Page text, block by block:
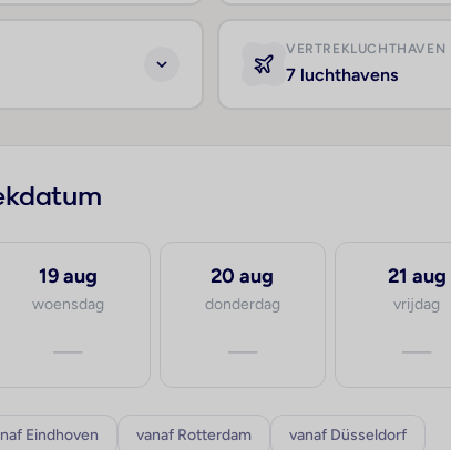
VERTREKLUCHTHAVEN
7 luchthavens
19 aug
woensdag
—
20 aug
donderdag
—
21 aug
vrijdag
—
Eindhoven vanaf Rotterdam vanaf Düsseldorf